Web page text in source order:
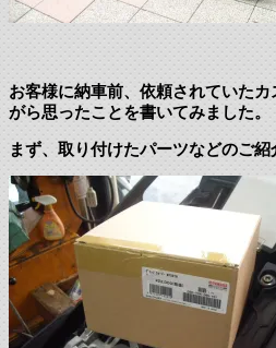
お客様に納車前、依頼されていた
がら思ったことを書いてみました。
まず、取り付けたパーツなどのご紹